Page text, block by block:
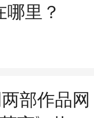
里？
部作品网